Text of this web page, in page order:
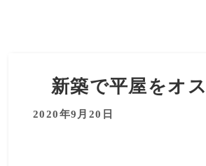
新築で平屋をオ
2020年9月20日